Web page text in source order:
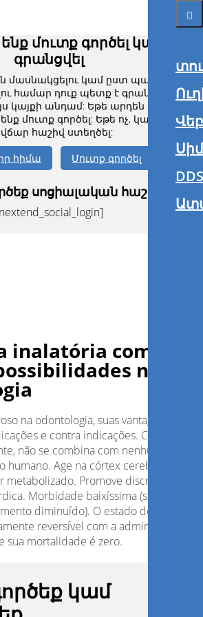
մուտք գործել կամ
գրանցվել
մասնակցելու կամ ըստ պահանջի
համար դուք պետք է գրանցված
կայքի անդամ: Եթե արդեն ունեք
մուտք գործել: Եթե ոչ, կարող եք
հաշիվ ստեղծել:
հիմա
Մուտք գործել
սոցիալական հաշիվ
inalatória com
na
na odontologia, suas vantagens e
e contra indicações. Conhecido
não se combina com nenhuma
Age na córtex cerebral.
metabolizado. Promove discreta
Morbidade baixíssima (salivação
diminuído). O estado de sedação
reversível com a administração de
sua mortalidade é zero.
կամ